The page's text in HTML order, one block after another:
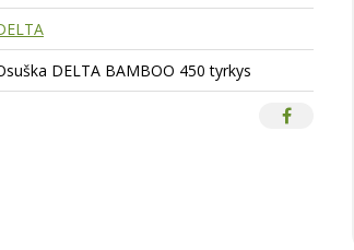
DELTA BAMBOO 450 tyrkys